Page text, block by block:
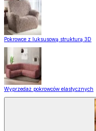
Pokrowce z luksusową strukturą 3D
Wyprzedaż pokrowców elastycznych